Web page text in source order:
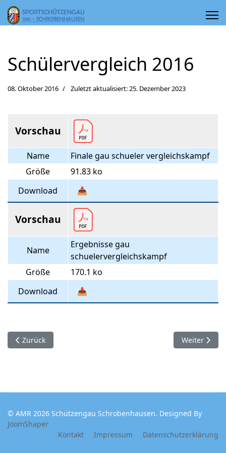
Schülervergleich 2016
08. Oktober 2016 Zuletzt aktualisiert: 25. Dezember 2023
Vorschau
Name
Finale gau schueler vergleichskampf
Größe
91.83 ko
Download
📥
Vorschau
Name
Ergebnisse gau
schuelervergleichskampf
Größe
170.1 ko
Download
📥
Vorheriger Beitrag: Oldie-Cup 2016
Zurück Nächster
Weiter
© AMR 2026 Schützengau Schrobenhausen. Designed By
JoomShaper
Kontakt
Impressum Datenschutzerklärung